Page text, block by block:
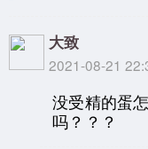
大致
2021-08-21
没受精的蛋
吗？？？